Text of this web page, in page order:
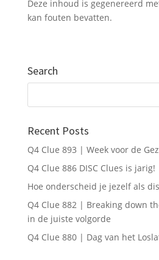
Mijn HR-advies
Telefoonnummer
Deze inhoud is gegenereerd
kan fouten bevatten.
Search
Recent Posts
Q4 Clue 893 | Week voor de
Q4 Clue 886 DISC Clues is jarig!
Hoe onderscheid je jezelf als
Q4 Clue 882 | Breaking down
in de juiste volgorde
Q4 Clue 880 | Dag van het